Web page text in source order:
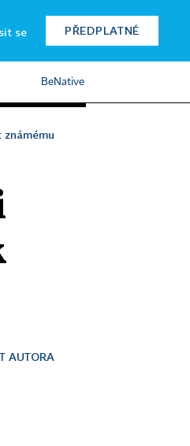
se PŘEDPLATNÉ
BeNative
AUTORA